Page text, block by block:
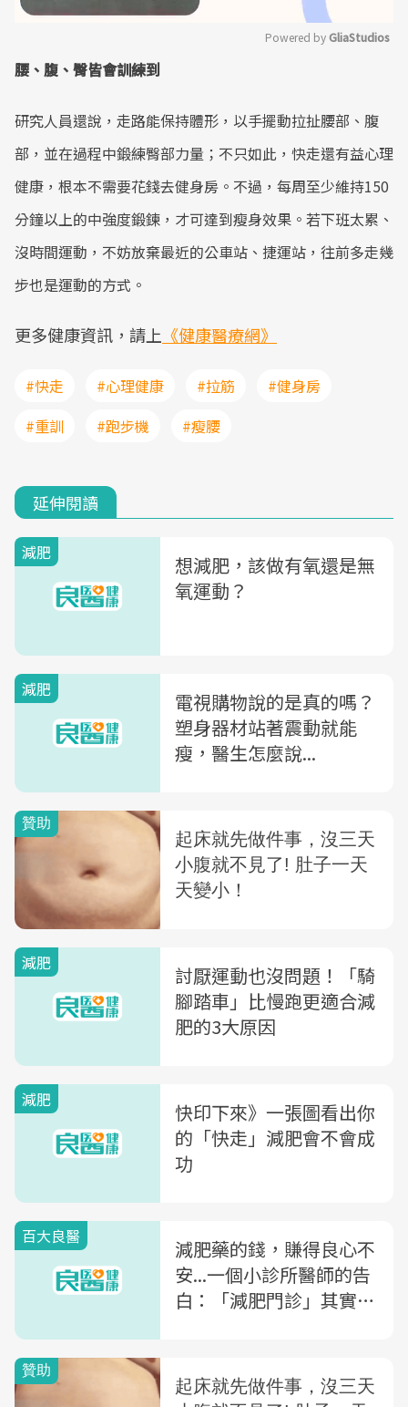
Powered by GliaStudios
腰、腹、臀皆會訓練到
研究人員還說，走路能保持體形，以手擺動拉扯腰部、腹
部，並在過程中鍛練臀部力量；不只如此，快走還有益心理
健康，根本不需要花錢去健身房。不過，每周至少維持150
分鐘以上的中強度鍛鍊，才可達到瘦身效果。若下班太累、
沒時間運動，不妨放棄最近的公車站、捷運站，往前多走幾
步也是運動的方式。
更多健康資訊，請上 《健康醫療網》
#快走 #心理健康 #拉筋
#健身房
#重訓
#跑步機 #瘦腰
延伸閱讀
減肥
想減肥，該做有氧還是無
氧運動？
減肥
電視購物說的是真的嗎？
塑身器材站著震動就能
瘦，醫生怎麼說...
減肥
討厭運動也沒問題！「騎
腳踏車」比慢跑更適合減
肥的3大原因
減肥
快印下來》一張圖看出你
的「快走」減肥會不會成
功
百大良醫
減肥藥的錢，賺得良心不
安...一個小診所醫師的告
白：「減肥門診」其實沒